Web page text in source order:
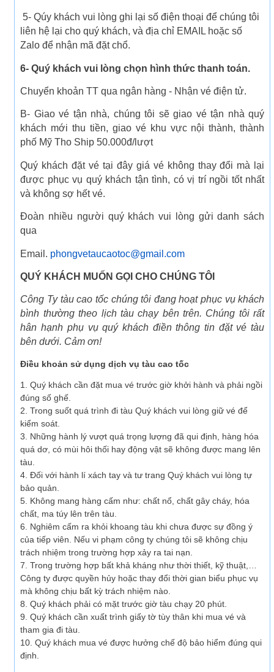
5- Qúy khách vui lòng ghi lại số điện thoại để chúng tôi
liên hệ lại cho quý khách, và địa chỉ EMAIL hoặc số
Zalo để nhận mã đặt chổ.
6- Quý khách vui lòng chọn hình thức thanh toán.
Chuyển khoản TT qua ngân hàng - Nhận vé điện tử.
B- Giao vé tận nhà, chúng tôi sẽ giao vé tận nhà quý
khách mới thu tiền, giao vé khu vực nội thành, thành
phố Mỹ Tho Ship 50.000đ/lượt
Quý khách đặt vé tại đây giá vé không thay đổi mà lại
được phục vụ quý khách tận tình, có vị trí ngồi tốt nhất
và không sợ hết vé.
Đoàn nhiều người quý khách vui lòng gửi danh sách
qua
Email. phongvetaucaotoc@gmail.com
QUÝ KHÁCH MUỐN GỌI CHO CHÚNG TÔI
Công Ty tàu cao tốc chúng tôi đang hoạt phục vụ khách
bình thường theo lịch tàu chạy bên trên. Chúng tôi rất
hân hạnh phụ vụ quý khách điền thông tin đặt vé tàu
bên dưới. Cảm ơn!
Điều khoản sử dụng dịch vụ tàu cao tốc
1. Quý khách cần đặt mua vé trước giờ khởi hành và phải ngồi
đúng số ghế.
2. Trong suốt quá trình đi tàu Quý khách vui lòng giữ vé để
kiểm soát.
3. Những hành lý vượt quá trọng lượng đã qui định, hàng hóa
quá dơ, có mùi hôi thối hay động vật sẽ không được mang lên
tàu.
4. Đối với hành lí xách tay và tư trang Quý khách vui lòng tự
bảo quản.
5. Không mang hàng cấm như: chất nổ, chất gây cháy, hóa
chất, ma túy lên trên tàu.
6. Nghiêm cấm ra khỏi khoang tàu khi chưa được sự đồng ý
của tiếp viên. Nếu vi phạm công ty chúng tôi sẽ không chịu
trách nhiệm trong trường hợp xảy ra tai nạn.
7. Trong trường hợp bất khả kháng như thời thiết, kỹ thuật,…
Công ty được quyền hủy hoặc thay đổi thời gian biểu phục vụ
mà không chịu bất kỳ trách nhiệm nào.
8. Quý khách phải có mặt trước giờ tàu chạy 20 phút.
9. Quý khách cần xuất trình giấy tờ tùy thân khi mua vé và
tham gia đi tàu.
10. Quý khách mua vé được hưởng chế độ bảo hiểm đúng qui
định.